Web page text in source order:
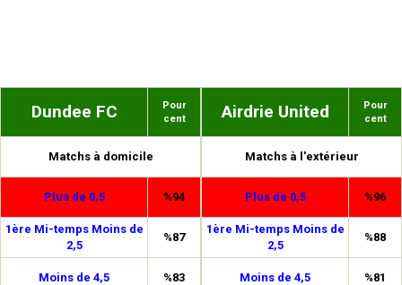
Dundee FC
Pour
cent
Matchs à domicile
Plus de 0,5 %94
1ère Mi-temps Moins de
2,5
%87
Moins de 4,5 %83
Airdrie United
Pour
cent
Matchs à l'extérieur
Plus de 0,5 %96
1ère Mi-temps Moins de
2,5
%88
Moins de 4,5 %81